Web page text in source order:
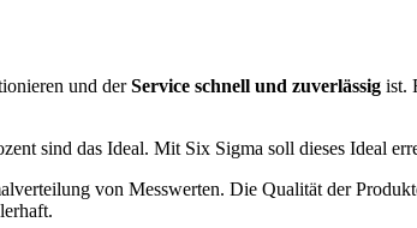
und derService schnell und zuverlässig ist.
sind das Ideal. Mit Six Sigma soll dieses Ideal
von Messwerten. Die Qualität der